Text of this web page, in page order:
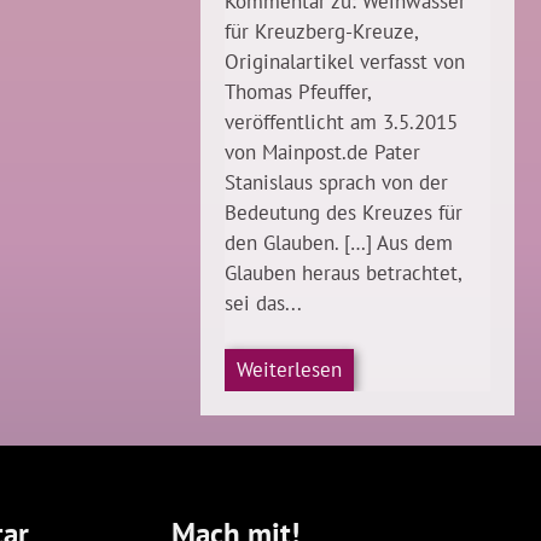
für Kreuzberg-Kreuze,
Originalartikel verfasst von
Thomas Pfeuffer,
veröffentlicht am 3.5.2015
von Mainpost.de Pater
Stanislaus sprach von der
Bedeutung des Kreuzes für
den Glauben. […] Aus dem
Glauben heraus betrachtet,
sei das...
Weiterlesen
Mach mit!